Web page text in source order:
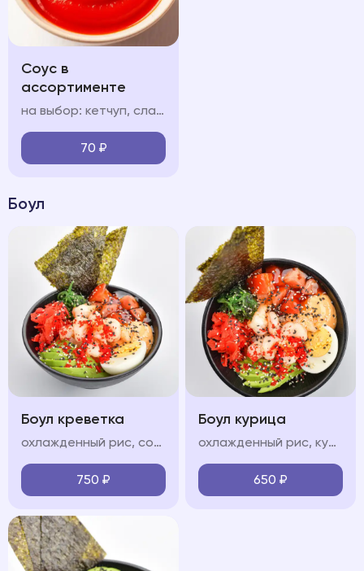
Соус в
ассортименте
на выбор: кетчуп, сладкий чили соус чесночный, сырный
70 ₽
Боул
Боул креветка
охлажденный рис, сочные тигровые креветки, свежие овощи (огурец, авокадо, черри), яйцо, водоросли чукка, нори, икра "тобико", соус "терияки", соус "спайси", кунжут
750 ₽
Боул курица
охлажденный рис, куриная грудка, обжаренные в соусе терияки, свежие овощи (огурец, авокадо, черри), яйцо, водоросли чукка, нори, икра "тобико", соус "терияки", соус "спайси", кунжут
650 ₽